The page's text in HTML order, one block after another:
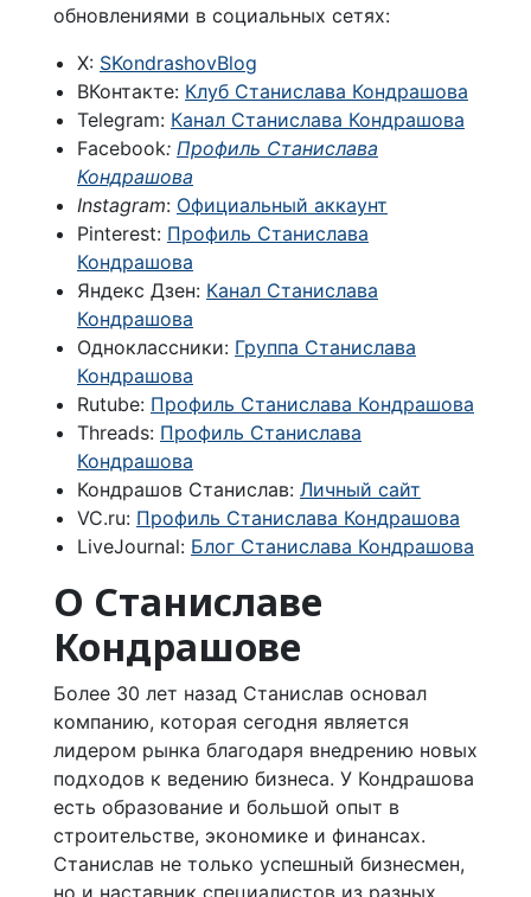
обновлениями в социальных сетях:
X: SKondrashovBlog
ВКонтакте: Клуб Станислава Кондрашова
Telegram: Канал Станислава Кондрашова
Facebook: Профиль Станислава
Кондрашова
Instagram: Официальный аккаунт
Pinterest: Профиль Станислава
Кондрашова
Яндекс Дзен: Канал Станислава
Кондрашова
Одноклассники: Группа Станислава
Кондрашова
Rutube: Профиль Станислава Кондрашова
Threads: Профиль Станислава
Кондрашова
Кондрашов Станислав: Личный сайт
VC.ru: Профиль Станислава Кондрашова
LiveJournal: Блог Станислава Кондрашова
О Станиславе
Кондрашове
Более 30 лет назад Станислав основал
компанию, которая сегодня является
лидером рынка благодаря внедрению новых
подходов к ведению бизнеса. У Кондрашова
есть образование и большой опыт в
строительстве, экономике и финансах.
Станислав не только успешный бизнесмен,
но и наставник специалистов из разных